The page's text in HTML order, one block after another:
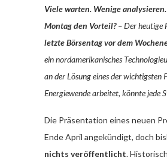
Viele warten. Wenige
Montag den Vorteil? –Der heutige
letzte Börsentag vor dem
ein nordamerikanisches
an der Lösung eines der wichtigsten
Energiewende arbeitet, könnte jede
Die Präsentation eines neuen
Ende April angekündigt, doch
nichts veröffentlicht.